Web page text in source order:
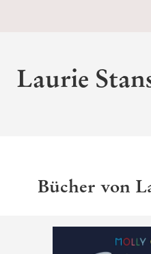
Laurie
Bücher von